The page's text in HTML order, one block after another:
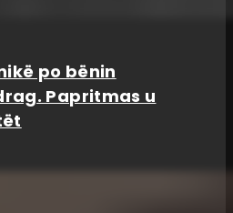
po bënin
Papritmas u